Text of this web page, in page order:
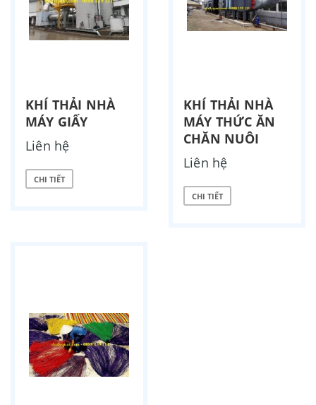
KHÍ THẢI NHÀ
MÁY GIẤY
Liên hệ
CHI TIẾT
KHÍ THẢI NHÀ
MÁY THỨC ĂN
CHĂN NUÔI
Liên hệ
CHI TIẾT